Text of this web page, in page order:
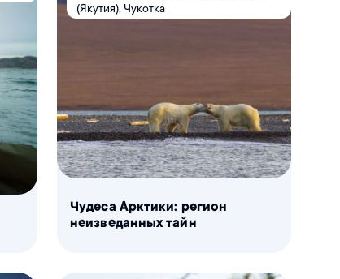
Чудеса Арктики: регион
неизведанных тайн
(Якутия), Чукотка